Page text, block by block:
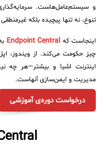
و سیستم‌عامل‌هاست.
تنوع، نه تنها پیچیده بلکه
اینجاست که Endpoint Central
چیز حکومت می‌کند. از ویندوز،
مدیریت و ایمن‌سازی آنهاست.
درخواست دوره‌ی آموزشی